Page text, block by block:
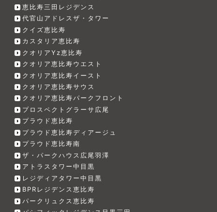
恵比寿三田レジデンス
代官山アドレスザ・タワー
クイズ恵比寿
カスタリア恵比寿
クオリアYz恵比寿
クオリア恵比寿ウエスト
クオリア恵比寿イースト
クオリア恵比寿サウス
クオリア恵比寿パークフロント
プロスペクトグラーサ広尾
プラウド恵比寿
プラウド恵比寿ディアージュ
プラウド恵比寿南
ザ・パークハウス広尾羽澤
アトラスタワー中目黒
レジディアタワー中目黒
BPRレジデンス恵比寿
パークリュクス恵比寿